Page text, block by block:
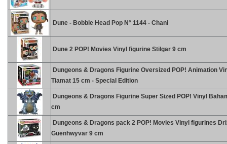
Dune - Bobble Head Pop N° 1144 - Chani
Dune 2 POP! Movies Vinyl figurine Stilgar 9 cm
Dungeons & Dragons Figurine Oversized POP! Animation
Tiamat 15 cm - Special Edition
Dungeons & Dragons Figurine Super Sized POP! Vinyl
cm
Dungeons & Dragons pack 2 POP! Movies Vinyl figurines
Guenhwyvar 9 cm